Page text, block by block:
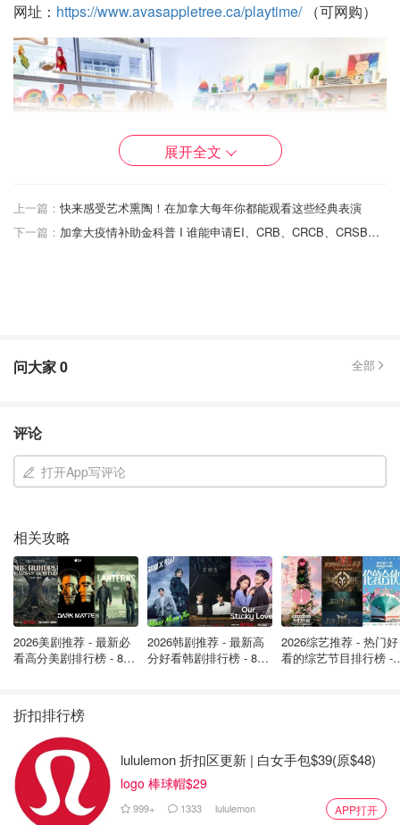
网址： https://www.avasappletree.ca/playtime/（可网购）
衣服、洗护、玩具、喂食器材、床上用品无所不有的一站式
Silks（真丝彩虹披肩、真丝仙女裙）
属货架上 百款Grimm's木头玩具（几乎可以说是加拿大最全
了），边角柔和、配色靓丽、颜料无毒，既有装饰功能，又
能拼接组合，激发幼儿创意，而且非常安全，0岁起用！
展开全文
上一篇： 快来感受艺术熏陶！在加拿大每年你都能观看这些经典表演
下一篇：
加拿大疫情补助金科普 I 谁能申请EI、CRB、CRCB、CRSB？怎么申？最新福利政策有哪些？
问大家0 全部
评论
打开App写评论
相关攻略
2026美剧推荐 - 最新必
看高分美剧排行榜 - 8月
2026韩剧推荐 - 最新高
分好看韩剧排行榜 - 8月
2026综艺推荐 - 热门好
看的综艺节目排行榜 -
折扣排行榜
lululemon 折扣区更新 | 白女手包$39(原$48)
logo 棒球帽$29
999+ 1333 lululemon APP打开